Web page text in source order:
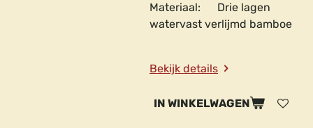
Materiaal: Drie lagen
watervast verlijmd bamboe
Bekijk details
IN WINKELWAGEN